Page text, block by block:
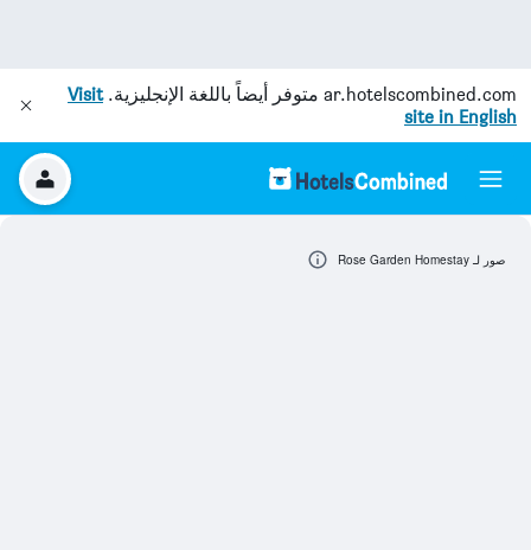
ar.hotelscombined.com متوفر أيضاً باللغة الإنجليزية.Visit
site in English
صور لـ Rose Garden Homestay